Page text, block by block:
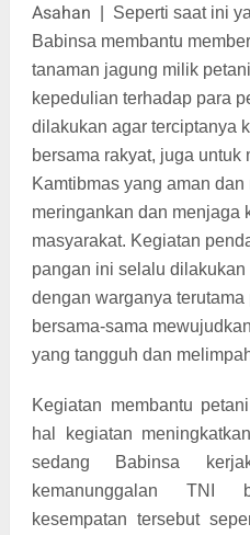
Asahan
Seperti saat ini
Babinsa membantu
tanaman jagung milik
kepedulian terhadap para
dilakukan agar terciptanya
bersama rakyat, juga untuk
Kamtibmas yang aman
meringankan dan menjaga
masyarakat. Kegiatan
pangan ini selalu
dengan warganya
bersama-sama
yang tangguh dan
Kegiatan membantu
hal kegiatan
sedang Babinsa
kemanunggalan TNI
kesempatan tersebut